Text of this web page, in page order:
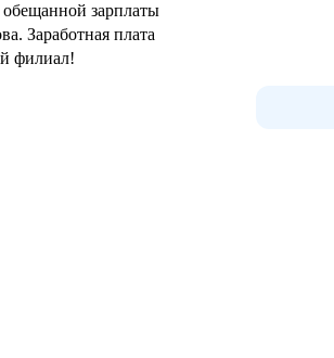
зарплаты
Заработная плата
филиал!